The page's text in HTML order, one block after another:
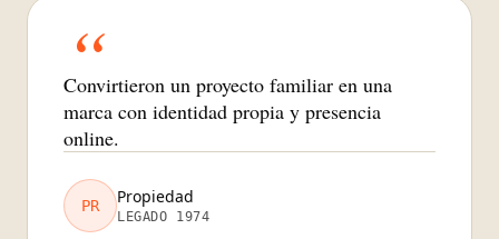
“
Convirtieron un proyecto familiar en una
marca con identidad propia y presencia
online.
PR Propiedad
LEGADO 1974